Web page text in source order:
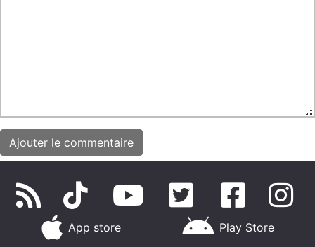
App store Play Store